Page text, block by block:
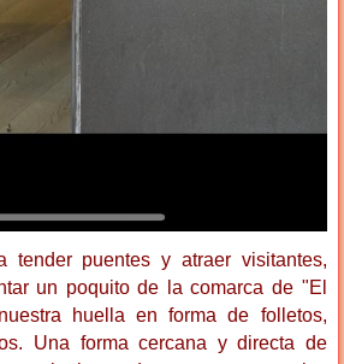
tender puentes y atraer visitantes,
un poquito de la comarca de "El
huella en forma de folletos,
Una forma cercana y directa de